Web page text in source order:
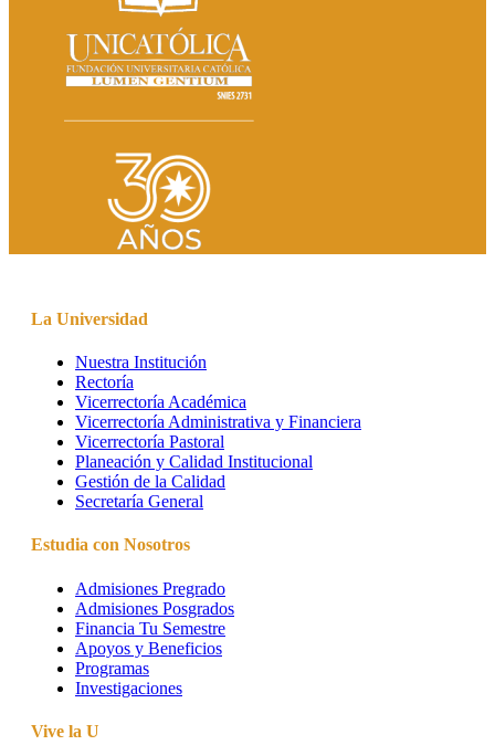
La Universidad
Nuestra Institución
Rectoría
Vicerrectoría Académica
Vicerrectoría Administrativa y Financiera
Vicerrectoría Pastoral
Planeación y Calidad Institucional
Gestión de la Calidad
Secretaría General
Estudia con Nosotros
Admisiones Pregrado
Admisiones Posgrados
Financia Tu Semestre
Apoyos y Beneficios
Programas
Investigaciones
Vive la U